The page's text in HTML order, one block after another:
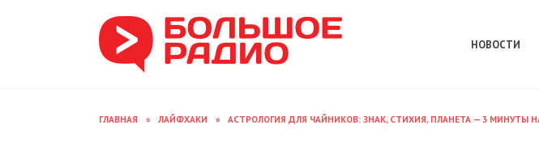
НОВОСТИ
ГЛАВНАЯ » ЛАЙФХАКИ » АСТРОЛОГИЯ ДЛЯ ЧАЙНИКОВ: ЗНАК, СТИХИЯ, ПЛАНЕТА — 3 МИНУТЫ